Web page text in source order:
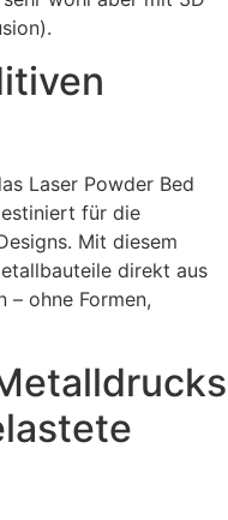
Laser Powder Bed
für die
Mit diesem
direkt aus
– ohne Formen,